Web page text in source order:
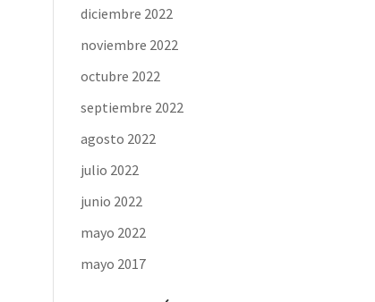
diciembre 2022
noviembre 2022
octubre 2022
septiembre 2022
agosto 2022
julio 2022
junio 2022
mayo 2022
mayo 2017